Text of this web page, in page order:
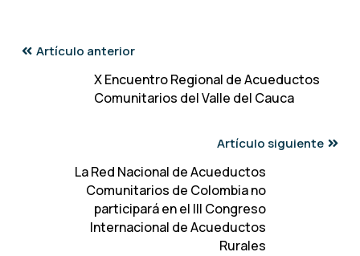
Artículo anterior
X Encuentro Regional de Acueductos
Comunitarios del Valle del Cauca
Artículo siguiente
La Red Nacional de Acueductos
Comunitarios de Colombia no
participará en el III Congreso
Internacional de Acueductos
Rurales